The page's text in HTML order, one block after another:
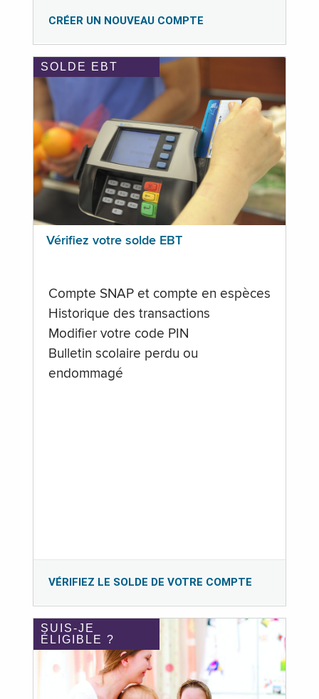
CRÉER UN NOUVEAU COMPTE
SOLDE EBT
Vérifiez votre solde EBT
Compte SNAP et compte en espèces
Historique des transactions
Modifier votre code PIN
Bulletin scolaire perdu ou
endommagé
VÉRIFIEZ LE SOLDE DE VOTRE COMPTE
SUIS-JE
ÉLIGIBLE ?